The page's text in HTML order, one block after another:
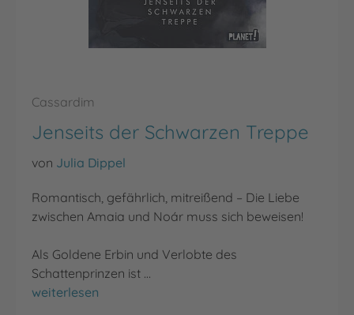
Cassardim
Jenseits der Schwarzen Treppe
von Julia Dippel
Romantisch, gefährlich, mitreißend – Die Liebe
zwischen Amaia und Noár muss sich beweisen!
Als Goldene Erbin und Verlobte des
Schattenprinzen ist …
Jenseits der Schwarzen Treppe
weiterlesen